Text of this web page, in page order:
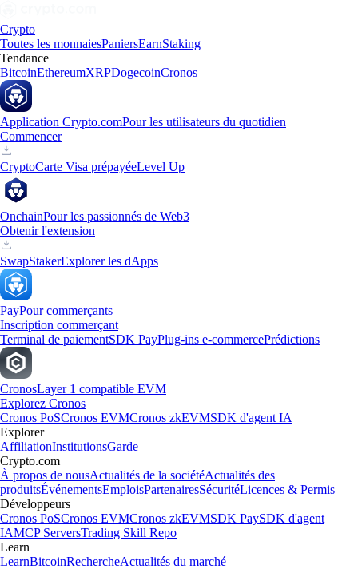
Crypto
Toutes les monnaiesPaniersEarnStaking
Tendance
BitcoinEthereumXRPDogecoinCronos
Application Crypto.comPour les utilisateurs du quotidien
Commencer
CryptoCarte Visa prépayéeLevel Up
OnchainPour les passionnés de Web3
Obtenir l'extension
SwapStakerExplorer les dApps
PayPour commerçants
Inscription commerçant
Terminal de paiementSDK PayPlug-ins e-commercePrédictions
CronosLayer 1 compatible EVM
Explorez Cronos
Cronos PoSCronos EVMCronos zkEVMSDK d'agent IA
Explorer
AffiliationInstitutionsGarde
Crypto.com
À propos de nousActualités de la sociétéActualités des
produitsÉvénementsEmploisPartenairesSécuritéLicences & Permis
Développeurs
Cronos PoSCronos EVMCronos zkEVMSDK PaySDK d'agent
IAMCP ServersTrading Skill Repo
Learn
LearnBitcoinRechercheActualités du marché